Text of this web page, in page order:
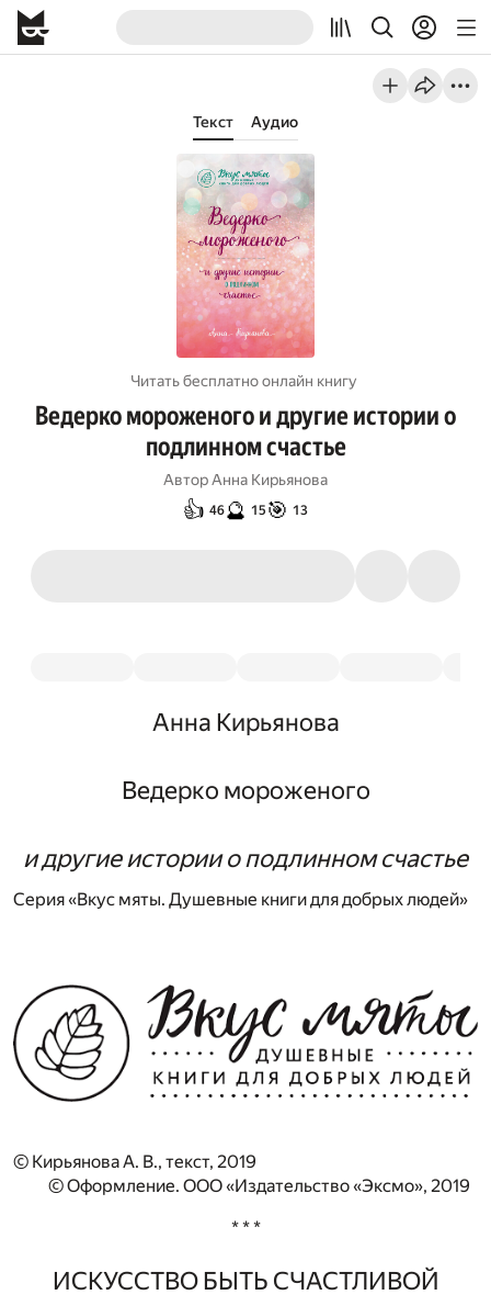
Текст Аудио
Читать бесплатно онлайн книгу
Ведерко мороженого и другие истории о
подлинном счастье
АвторАнна Кирьянова
👍 46🔮 15 🎯 13
Анна Кирьянова
Ведерко мороженого
и другие истории о подлинном счастье
Серия «Вкус мяты. Душевные книги для добрых людей»
© Кирьянова А. В., текст, 2019
© Оформление. ООО «Издательство «Эксмо», 2019
* * *
ИСКУССТВО БЫТЬ СЧАСТЛИВОЙ